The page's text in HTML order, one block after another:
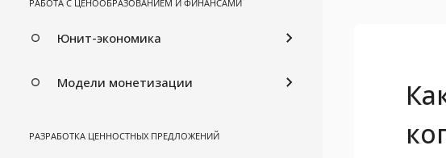
РАБОТА С ЦЕНООБРАЗОВАНИЕМ И ФИНАНСАМИ
Юнит-экономика
Модели монетизации
РАЗРАБОТКА ЦЕННОСТНЫХ ПРЕДЛОЖЕНИЙ